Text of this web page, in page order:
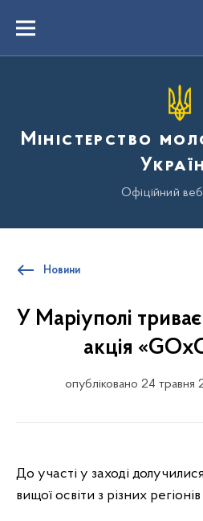
вмістуMenu
Міністерство
Офіційний
Новини
У Маріуполі
акція
опубліковано 24 травня
До участі у заході
вищої освіти з різних